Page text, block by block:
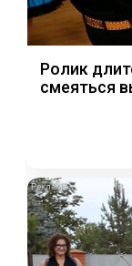
Ролик
смеяться